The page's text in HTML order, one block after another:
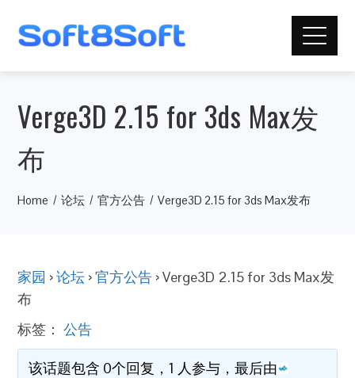
Verge3D 2.15 for 3ds Max发
布
Home 论坛 官方公告 Verge3D 2.15 for 3ds Max发布
家园 ›论坛 ›官方公告 ›Verge3D 2.15 for 3ds Max发
布
标签：公告
该话题包含 0个回复，1 人参与，最后由